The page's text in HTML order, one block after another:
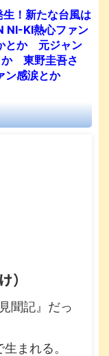
！新たな台風は
NI-KI熱心ファン
とか 元ジャン
か 東野圭吾さ
ン感涙とか
）
聞記』だっ
まれる。